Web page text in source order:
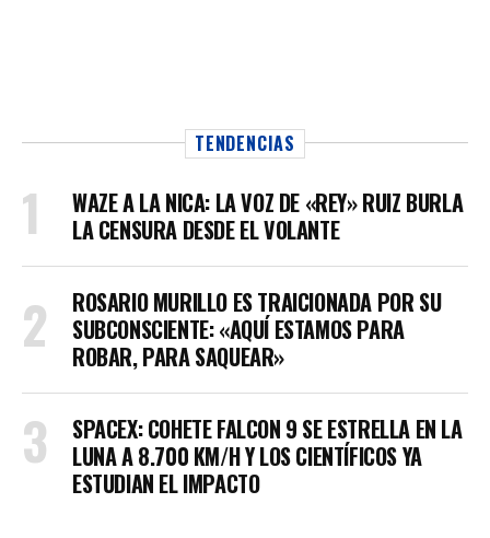
TENDENCIAS
WAZE A LA NICA: LA VOZ DE «REY» RUIZ BURLA
LA CENSURA DESDE EL VOLANTE
ROSARIO MURILLO ES TRAICIONADA POR SU
SUBCONSCIENTE: «AQUÍ ESTAMOS PARA
ROBAR, PARA SAQUEAR»
SPACEX: COHETE FALCON 9 SE ESTRELLA EN LA
LUNA A 8.700 KM/H Y LOS CIENTÍFICOS YA
ESTUDIAN EL IMPACTO